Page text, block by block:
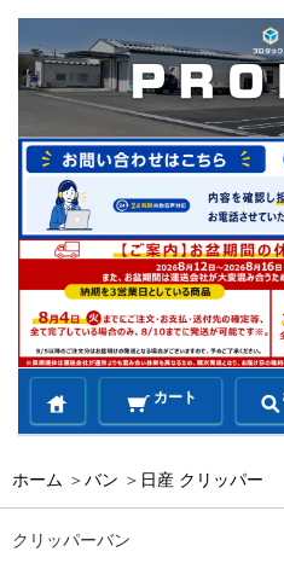
カート
ホーム ＞バン ＞ 日産 クリッパー
クリッパーバン